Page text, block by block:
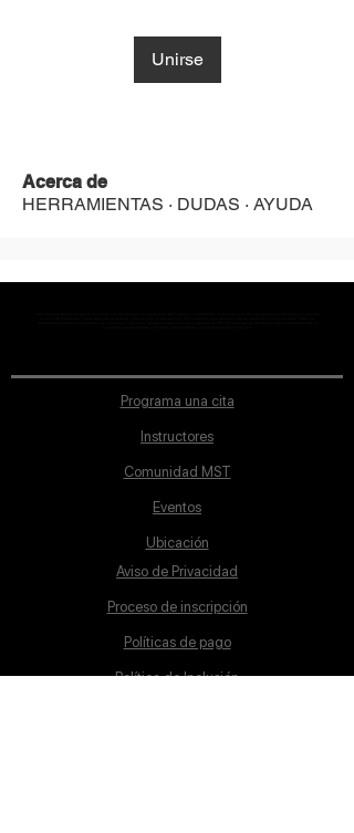
Unirse
Acerca de
HERRAMIENTAS · DUDAS · AYUDA
Programa una cita
Instructores
Comunidad MST
Eventos
Ubicación
Aviso de Privacidad
Proceso de inscripción
Políticas de pago
Política de Inclusión